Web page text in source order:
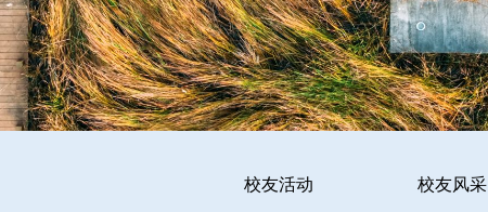
校友活动 校友风采